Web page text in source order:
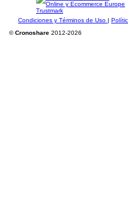
Condiciones y Términos de Uso |
©Cronoshare 2012-2026